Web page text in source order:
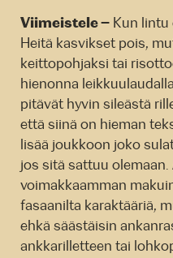
Viimeistele – Kun lintu
Heitä kasvikset pois,
keittopohjaksi tai
hienonna
pitävät hyvin sileästä
että siinä on hieman
lisää joukkoon joko
jos sitä sattuu
voimakkaamman
fasaanilta karaktääriä,
ehkä säästäisin
ankkarilletteen tai